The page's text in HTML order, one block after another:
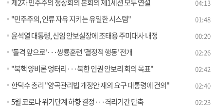
제2차 민주주의 정상회의 본회의 제1세션 모두 연설 04:13
"민주주의, 인류 자유 지키는 유일한 시스템" 01:48
윤석열 대통령, 신임 안보실장에 조태용 주미대사 내정 00:20
'돌격 앞으로'···쌍룡훈련 '결정적 행동' 전개 02:26
"북핵 양비론 엉터리···북한 인권 안보리 회의 목표" 02:42
한덕수 총리 "양곡관리법 개정안 재의 요구 대통령에 건의" 02:40
5월 코로나 위기단계 하향 결정···격리기간 단축 02:23